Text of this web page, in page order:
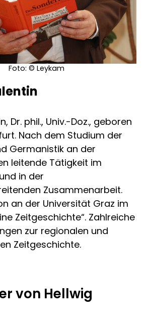
Foto: © Leykam
Dr. phil., Univ.-Doz., geboren
Nach dem Studium der
Germanistik an der
leitende Tätigkeit im
in der
Zusammenarbeit.
an der Universität Graz im
Zeitgeschichte“. Zahlreiche
zur regionalen und
Zeitgeschichte.
von Hellwig